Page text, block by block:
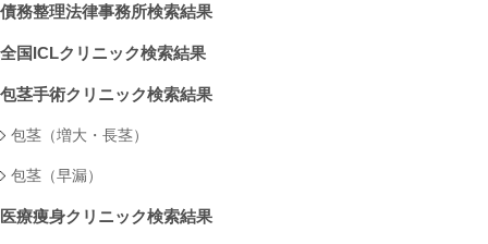
債務整理法律事務所検索結果
全国ICLクリニック検索結果
包茎手術クリニック検索結果
包茎（増大・長茎）
包茎（早漏）
医療痩身クリニック検索結果